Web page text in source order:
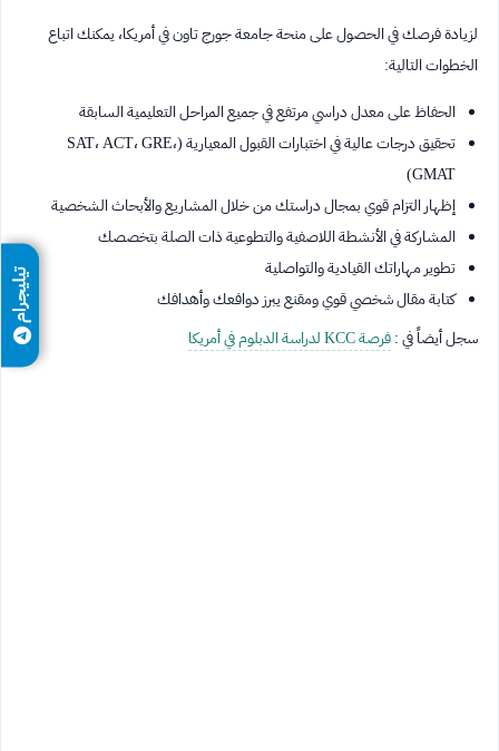
لزيادة فرصك في الحصول على منحة جامعة جورج تاون في أمريكا، يمكنك اتباع
الخطوات التالية:
الحفاظ على معدل دراسي مرتفع في جميع المراحل التعليمية السابقة
تحقيق درجات عالية في اختبارات القبول المعيارية (SAT، ACT، GRE،
GMAT)
إظهار التزام قوي بمجال دراستك من خلال المشاريع والأبحاث الشخصية
المشاركة في الأنشطة اللاصفية والتطوعية ذات الصلة بتخصصك
تطوير مهاراتك القيادية والتواصلية
كتابة مقال شخصي قوي ومقنع يبرز دوافعك وأهدافك
سجل أيضاً في :فرصة KCC لدراسة الدبلوم في أمريكا
تيليجرام